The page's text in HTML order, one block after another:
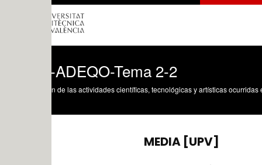
Tema 2-2
de las actividades científicas, tecnológicas y artísticas ocurridas en los tres